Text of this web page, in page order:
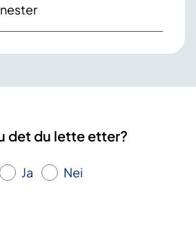
det du lette etter?
Ja Nei